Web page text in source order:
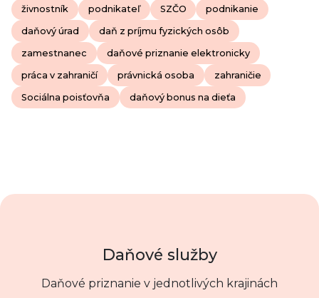
živnostník podnikateľ SZČO podnikanie
daňový úrad daň z príjmu fyzických osôb
zamestnanec daňové priznanie elektronicky
práca v zahraničí právnická osoba zahraničie
Sociálna poisťovňa daňový bonus na dieťa
Daňové služby
Daňové priznanie v jednotlivých krajinách